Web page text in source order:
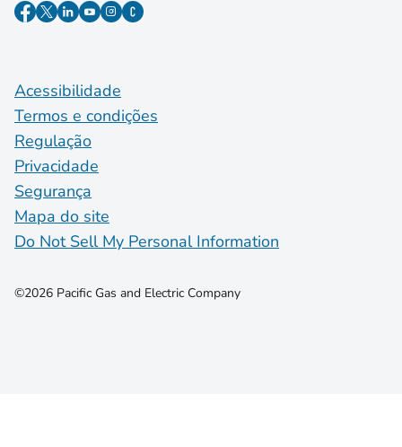
Acessibilidade
Termos e condições
Regulação
Privacidade
Segurança
Mapa do site
Do Not Sell My Personal Information
©2026 Pacific Gas and Electric Company